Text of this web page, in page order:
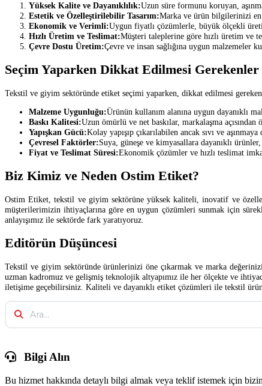
Yüksek Kalite ve Dayanıklılık:Uzun süre formunu koruyan,
Estetik ve Özelleştirilebilir Tasarım:Marka ve ürün bilgilerinizi en
Ekonomik ve Verimli:Uygun fiyatlı çözümlerle, büyük ölçekli
Hızlı Üretim ve Teslimat:Müşteri taleplerine göre hızlı üretim ve
Çevre Dostu Üretim:Çevre ve insan sağlığına uygun malzemeler
Seçim Yaparken Dikkat Edilmesi Gerekenler
Tekstil ve giyim sektöründe etiket seçimi yaparken, dikkat edilmesi
Malzeme Uygunluğu:Ürünün kullanım alanına uygun dayanıklı
Baskı Kalitesi:Uzun ömürlü ve net baskılar, markalaşma açısından
Yapışkan Gücü:Kolay yapışıp çıkarılabilen ancak sıvı ve
Çevresel Faktörler:Suya, güneşe ve kimyasallara dayanıklı
Fiyat ve Teslimat Süresi:Ekonomik çözümler ve hızlı teslimat
Biz Kimiz ve Neden Ostim Etiket?
Ostim Etiket, tekstil ve giyim sektörüne yüksek kaliteli, inovatif ve
müşterilerimizin ihtiyaçlarına göre en uygun çözümleri sunmak için
anlayışımız ile sektörde fark yaratıyoruz.
Editörün Düşüncesi
Tekstil ve giyim sektöründe ürünlerinizi öne çıkarmak ve marka
uzman kadromuz ve gelişmiş teknolojik altyapımız ile her ölçekte ve
iletişime geçebilirsiniz. Kaliteli ve dayanıklı etiket çözümleri ile tekstil
Bilgi Alın
Bu hizmet hakkında detaylı bilgi almak veya teklif istemek için